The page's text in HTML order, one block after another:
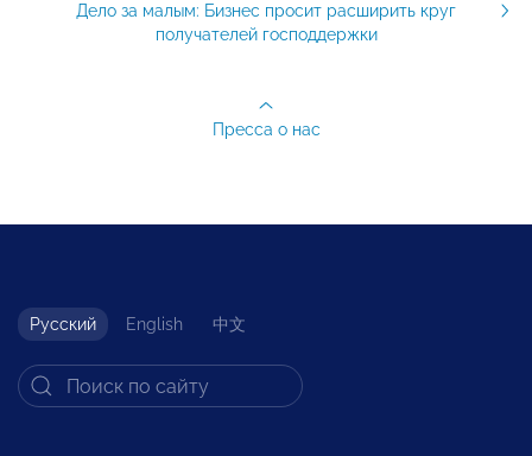
Дело за малым: Бизнес просит расширить круг
получателей господдержки
Пресса о нас
Русский English 中文